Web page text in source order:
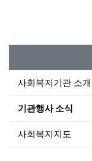
사회복지기관 소개
기관행사 소식
사회복지지도